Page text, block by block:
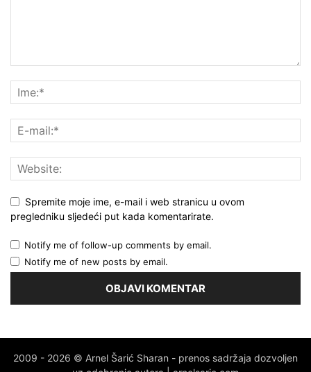
Spremite moje ime, e-mail i web stranicu u ovom
pregledniku sljedeći put kada komentarirate.
Notify me of follow-up comments by email.
Notify me of new posts by email.
2009 - 2026 © Arnel Šarić Sharan - prenos sadržaja dozvoljen